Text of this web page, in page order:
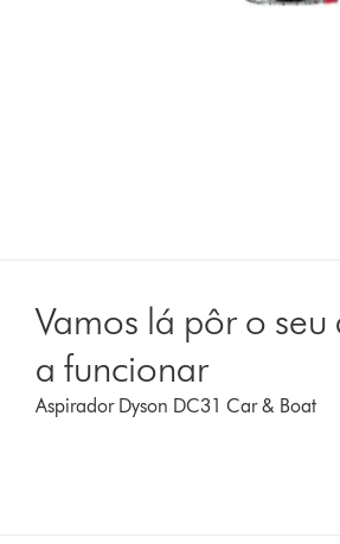
Vamos lá pôr o
a funcionar
Aspirador Dyson DC31 Car & Boat